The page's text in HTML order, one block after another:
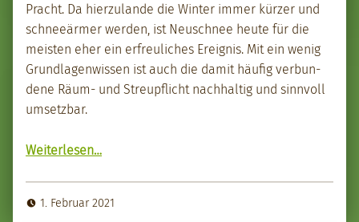
Pracht. Da hierzu­lande die Win­ter immer kürz­er und
schneeärmer wer­den, ist Neuschnee heute für die
meis­ten eher ein erfreulich­es Ereig­nis. Mit ein wenig
Grund­la­gen­wis­sen ist auch die damit häu­fig ver­bun­
dene Räum- und Stre­upflicht nach­haltig und sin­nvoll
umset­zbar.
Weit­er­lesen“Nach­haltig Wege von Schnee und Eis befreien”
…
1. Februar 2021